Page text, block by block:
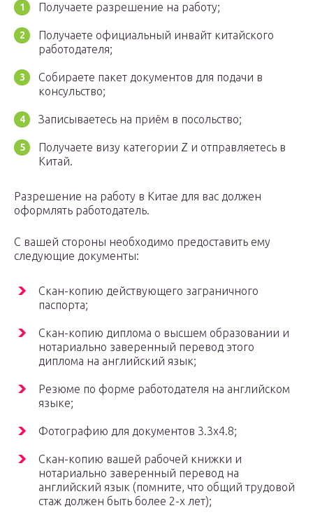
Получаете разрешение на работу;
Получаете официальный инвайт китайского
работодателя;
Собираете пакет документов для подачи в
консульство;
Записываетесь на приём в посольство;
Получаете визу категории Z и отправляетесь в
Китай.
Разрешение на работу в Китае для вас должен
оформлять работодатель.
С вашей стороны необходимо предоставить ему
следующие документы:
Скан-копию действующего заграничного
паспорта;
Скан-копию диплома о высшем образовании и
нотариально заверенный перевод этого
диплома на английский язык;
Резюме по форме работодателя на английском
языке;
Фотографию для документов 3.3х4.8;
Скан-копию вашей рабочей книжки и
нотариально заверенный перевод на
английский язык (помните, что общий трудовой
стаж должен быть более 2-х лет);